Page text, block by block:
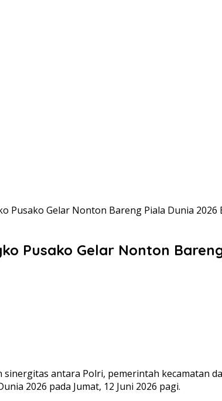
Pusako Gelar Nonton Bareng Piala Dunia
Pusako Gelar Nonton
antara Polri, pemerintah kecamatan
2026 pada Jumat, 12 Juni 2026 pagi.